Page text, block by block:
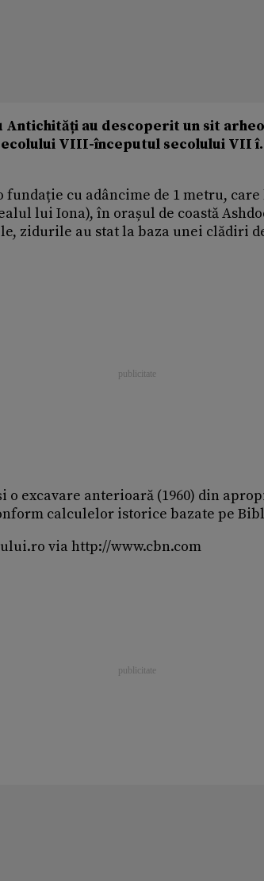
au descoperit un sit
VIII-începutul secolului VII
cu adâncime de 1 metru, care
lui Iona), în orașul de coastă
zidurile au stat la baza unei clădiri
o excavare anterioară (1960) din
calculelor istorice bazate pe
via http://www.cbn.com